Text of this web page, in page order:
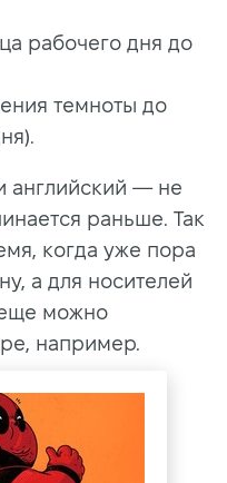
рабочего дня до
темноты до
английский — не
раньше. Так
когда уже пора
а для носителей
еще можно
например.